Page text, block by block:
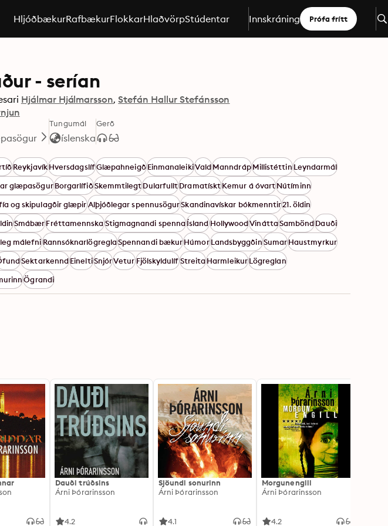
HljóðbækurRafbækurFlokkarHlaðvörpStúdentar Innskráning Prófa frítt
- serían
Hjálmar Hjálmarsson Stefán Hallur Stefánsson
Tungumál
íslenska
Gerð
ReykjavíkHversdagslífGlæpahneigðEinmanaleikiValdManndrápMillistéttinLeyndarmál
glæpasögurBorgarlífiðSkemmtilegtDularfulltDramatísktKemur á óvartNútíminn
og skipulagðir glæpirAlþjóðlegar spennusögurSkandinavískar bókmenntir21. öldin
SmábærFréttamennskaStigmagnandi spennaÍslandHollywoodVináttaSamböndDauði
málefniRannsóknarlögreglaSpennandi bækurHúmorLandsbyggðinSumarHaustmyrkur
SektarkenndEineltiSnjórVeturFjölskyldulífStreitaHarmleikurLögreglan
Ögrandi
Dauði trúðsins
Árni Þórarinsson
4.2
Sjöundi sonurinn
Árni Þórarinsson
4.1
Morgunengill
Árni Þórarinsson
4.2